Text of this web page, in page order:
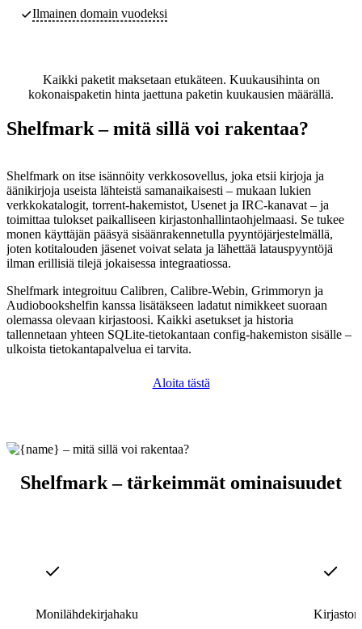
Ilmainen domain vuodeksi
Kaikki paketit maksetaan etukäteen. Kuukausihinta on
kokonaispaketin hinta jaettuna paketin kuukausien määrällä.
Shelfmark – mitä sillä voi rakentaa?
Shelfmark on itse isännöity verkkosovellus, joka etsii kirjoja ja
äänikirjoja useista lähteistä samanaikaisesti – mukaan lukien
verkkokatalogit, torrent-hakemistot, Usenet ja IRC-kanavat – ja
toimittaa tulokset paikalliseen kirjastonhallintaohjelmaasi. Se tukee
monen käyttäjän pääsyä sisäänrakennetulla pyyntöjärjestelmällä,
joten kotitalouden jäsenet voivat selata ja lähettää latauspyyntöjä
ilman erillisiä tilejä jokaisessa integraatiossa.
Shelfmark integroituu Calibren, Calibre-Webin, Grimmoryn ja
Audiobookshelfin kanssa lisätäkseen ladatut nimikkeet suoraan
olemassa olevaan kirjastoosi. Kaikki asetukset ja historia
tallennetaan yhteen SQLite-tietokantaan config-hakemiston sisälle –
ulkoista tietokantapalvelua ei tarvita.
Aloita tästä
Shelfmark – tärkeimmät ominaisuudet
Monilähdekirjahaku